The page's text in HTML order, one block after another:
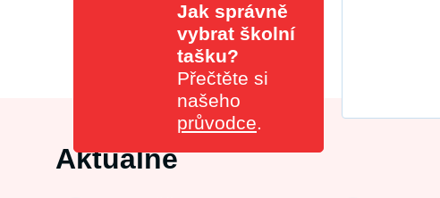
Jak správně
vybrat školní
tašku?
Přečtěte si
našeho
průvodce.
Aktuálně